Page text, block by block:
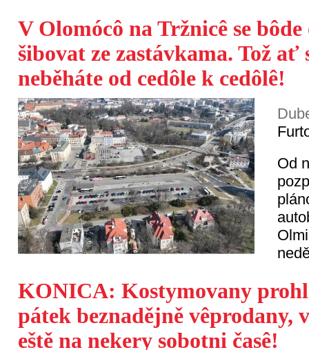
V Olomócô na Tržnicê se
šibovat ze zastávkama. Tož ať
neběháte od cedôle k cedôlê!
Od
KONICA: Kostymovany
pátek beznadějně vêprodany,
eště na nekery sobotni časê!